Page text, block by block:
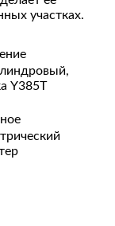
участках.
Y385Т